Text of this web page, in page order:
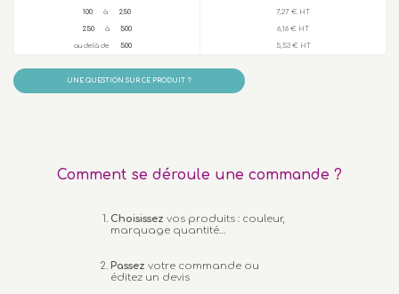
100 à 250 7,27 € HT
250 à 500 6,16 € HT
au delà de 500 5,53 € HT
UNE QUESTION SUR CE PRODUIT ?
Comment se déroule une commande ?
Choisissez vos produits : couleur,
marquage quantité…
Passez votre commande ou
éditez un devis